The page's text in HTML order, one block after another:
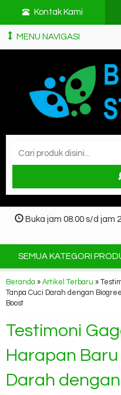
Kontak Kami
MENU NAVIGASI
Buka jam 08.00 s/d jam
SEMUA KATEGORI
Beranda » Artikel Terbaru »
Tanpa Cuci Darah dengan
Boost
Testimoni
Harapan
Darah